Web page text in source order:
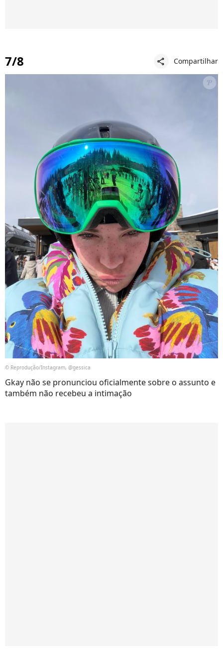
7/8 share Compartilhar
© Reprodução/Instagram, @gessica
Gkay não se pronunciou oficialmente sobre o assunto e
também não recebeu a intimação